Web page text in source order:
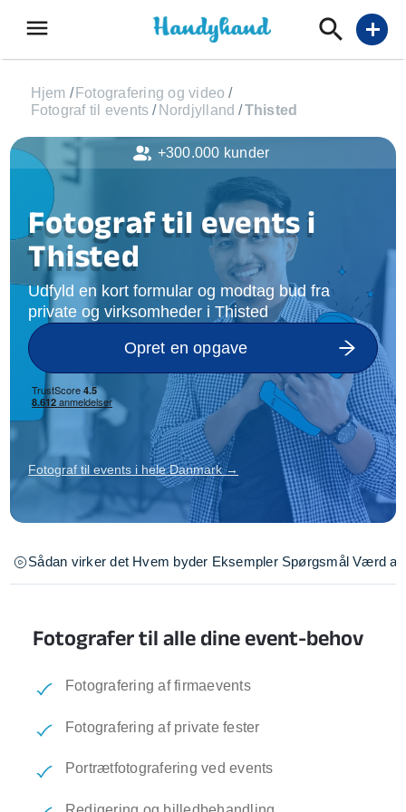
menu add
Hjem / Fotografering og video /
Fotograf til events / Nordjylland /Thisted
Fotograf til events i
Thisted
Udfyld en kort formular og modtag bud fra
private og virksomheder i Thisted
Opret en opgave
Fotograf til events i hele Danmark →
Sådan virker det Hvem byder Eksempler Spørgsmål Værd at
Fotografer til alle dine event-behov
Fotografering af firmaevents
Fotografering af private fester
Portrætfotografering ved events
+300.000 kunder